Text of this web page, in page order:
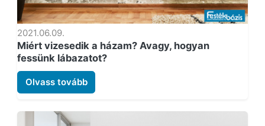
2021.06.09.
Miért vizesedik a házam? Avagy, hogyan
fessünk lábazatot?
Olvass tovább